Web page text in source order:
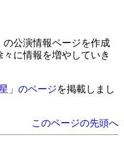
公演情報ページを作成
に情報を増やしていき
」のページを掲載しまし
このページの先頭へ